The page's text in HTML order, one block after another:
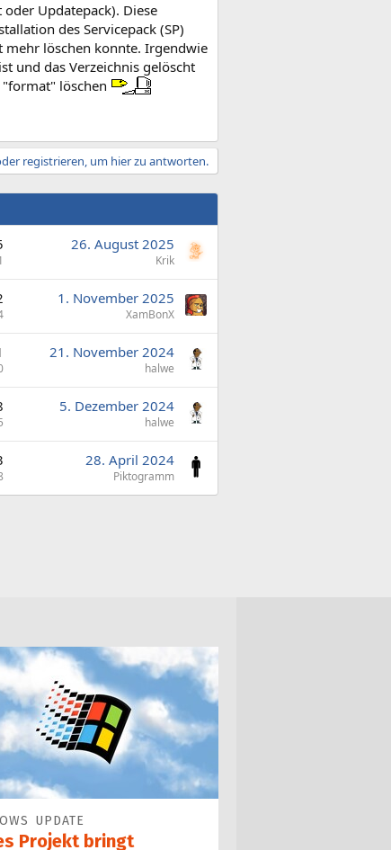
Updatepack). Diese
des Servicepack (SP)
mehr löschen konnte. Irgendwie
und das Verzeichnis gelöscht
löschen
registrieren, um hier zu antworten.
26. August 2025
Krik
1. November 2025
XamBonX
21. November 2024
halwe
5. Dezember 2024
halwe
28. April 2024
Piktogramm
UPDATE
Projekt bringt